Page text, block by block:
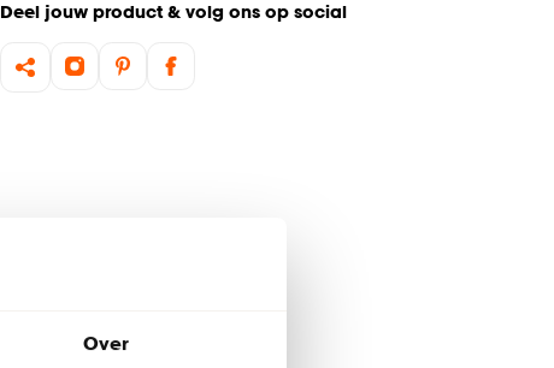
Over
Deel jouw product & volg ons op social